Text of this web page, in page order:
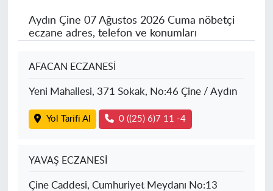
Aydın Çine 07 Ağustos 2026 Cuma nöbetçi
eczane adres, telefon ve konumları
AFACAN ECZANESİ
Yeni Mahallesi, 371 Sokak, No:46 Çine / Aydın
Yol Tarifi Al 0 ((25) 6)7 11 -4
YAVAŞ ECZANESİ
Çine Caddesi, Cumhuriyet Meydanı No:13